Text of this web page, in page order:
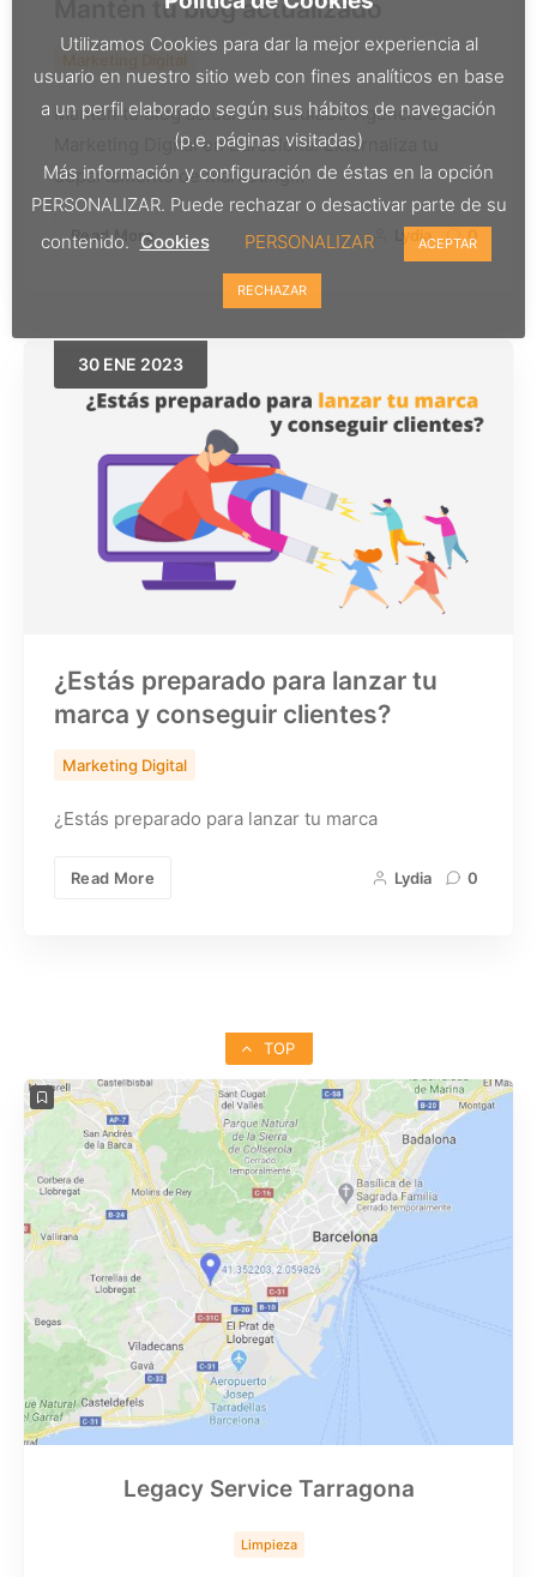
Mantén tu blog actualizado
Mantén tu blog actualizado Guia33 Agencia de
Marketing Digital en Barcelona. Externaliza tu
departamento de Marketing…
Read More Lydia 0
30 ENE 2023
¿Estás preparado para lanzar tu
marca y conseguir clientes?
Marketing Digital
¿Estás preparado para lanzar tu marca
Read More Lydia 0
TOP
Legacy Service Tarragona
Limpieza
Utilizamos Cookies para dar la mejor experiencia al
usuario en nuestro sitio web con fines analíticos en base
a un perfil elaborado según sus hábitos de navegación
(p.e. páginas visitadas)
Más información y configuración de éstas en la opción
PERSONALIZAR. Puede rechazar o desactivar parte de su
contenido. Cookies PERSONALIZAR ACEPTAR
RECHAZAR